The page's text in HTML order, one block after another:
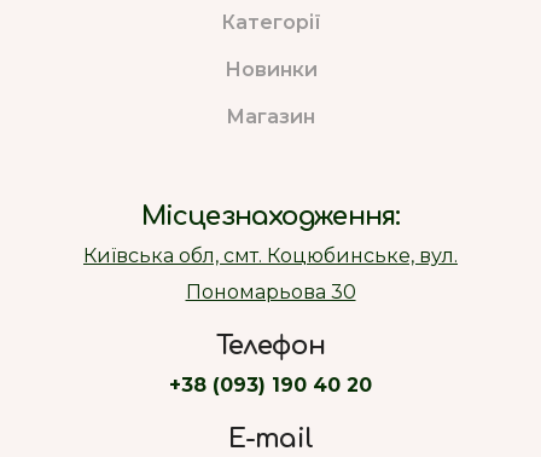
Категорії
Новинки
Магазин
Місцезнаходження:
Київська обл, смт. Коцюбинське, вул.
Пономарьова 30
Телефон
+38 (093) 190 40 20
E-mail